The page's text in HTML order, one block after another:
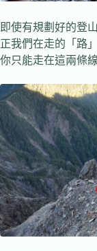
即使有規劃好的登
正我們在走的「路
你只能走在這兩條